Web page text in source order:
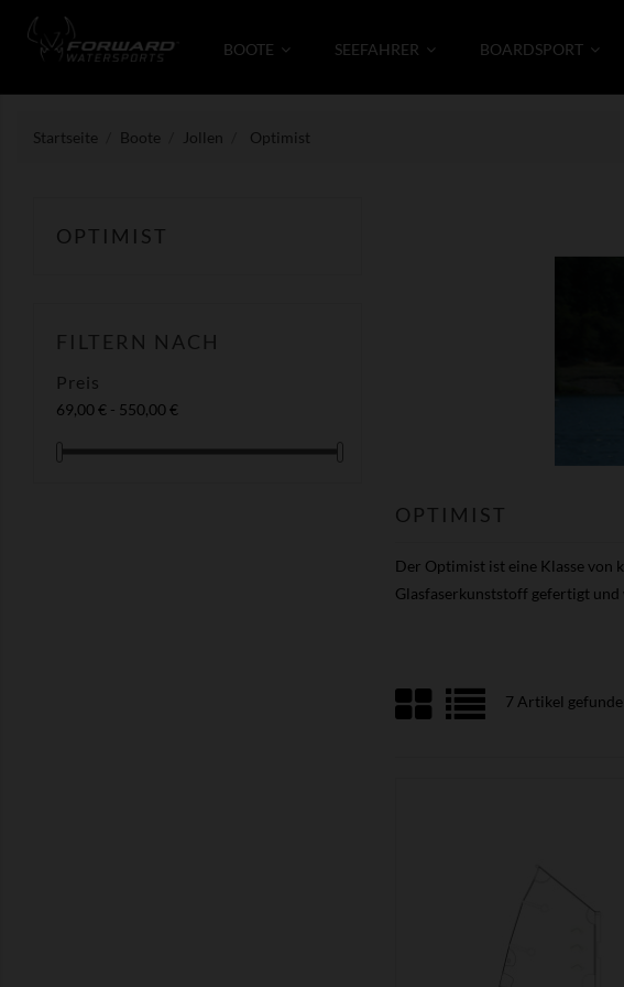
BOOTE SEEFAHRER BOARDSPORT
Startseite Boote Jollen Optimist
OPTIMIST
FILTERN NACH
Preis
69,00 € - 550,00 €
OPTIMIST
Der Optimist ist eine Klasse von
Glasfaserkunststoff gefertigt
7 Artikel
